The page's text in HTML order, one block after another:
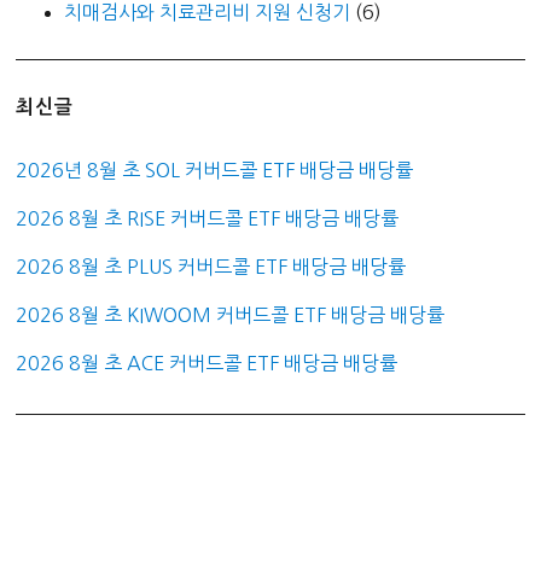
치매검사와 치료관리비 지원 신청기
(6)
최신글
2026년 8월 초 SOL 커버드콜 ETF 배당금 배당률
2026 8월 초 RISE 커버드콜 ETF 배당금 배당률
2026 8월 초 PLUS 커버드콜 ETF 배당금 배당률
2026 8월 초 KIWOOM 커버드콜 ETF 배당금 배당률
2026 8월 초 ACE 커버드콜 ETF 배당금 배당률